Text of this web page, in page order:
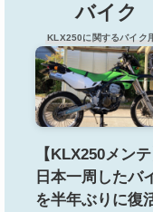
バイク
KLX250に関するバイク
【KLX250メンテ
日本一周したバ
を半年ぶりに復